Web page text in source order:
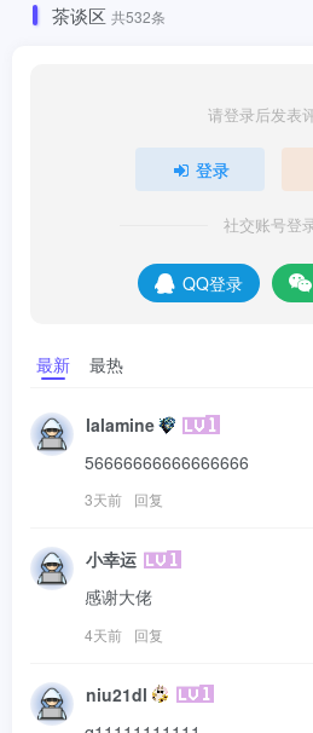
茶谈区 共532条
请登录后发表
登录
社交账号登
QQ登录
最新 最热
lalamine
56666666666666666
3天前 回复
小幸运
感谢大佬
4天前 回复
niu21dl